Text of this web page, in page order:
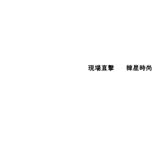
現場直擊 韓星時尚